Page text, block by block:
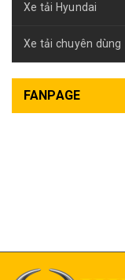
Xe tải Hyundai
Xe tải chuyên dùng
FANPAGE